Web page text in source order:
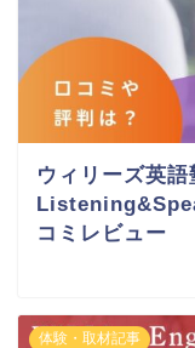
ウィリーズ英
コミレビュー
体験・取材記事